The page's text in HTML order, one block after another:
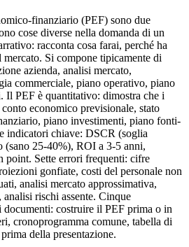
finanziario (PEF) sono due
cose diverse nella domanda di un
racconta cosa farai, perché ha
mercato. Si compone tipicamente di
azienda, analisi mercato,
commerciale, piano operativo, piano
Il PEF è quantitativo: dimostra che i
economico previsionale, stato
piano investimenti, piano fonti-
indicatori chiave: DSCR (soglia
(sano 25-40%), ROI a 3-5 anni,
point. Sette errori frequenti: cifre
gonfiate, costi del personale non
analisi mercato approssimativa,
rischi assente. Cinque
documenti: costruire il PEF prima o in
cronoprogramma comune, tabella di
della presentazione.